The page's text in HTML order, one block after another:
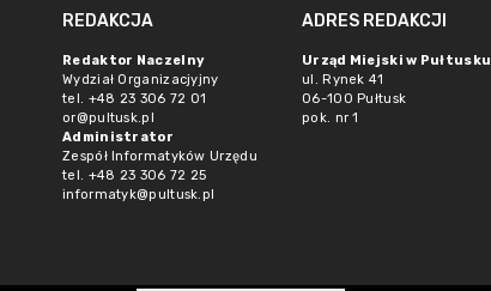
REDAKCJA
Redaktor Naczelny
Wydział Organizacjyjny
tel. +48 23 306 72 01
or@pultusk.pl
Administrator
Zespół Informatyków Urzędu
tel. +48 23 306 72 25
informatyk@pultusk.pl
ADRES REDAKCJI
Urząd Miejski w Pułtusku
ul. Rynek 41
06-100 Pułtusk
pok. nr 1